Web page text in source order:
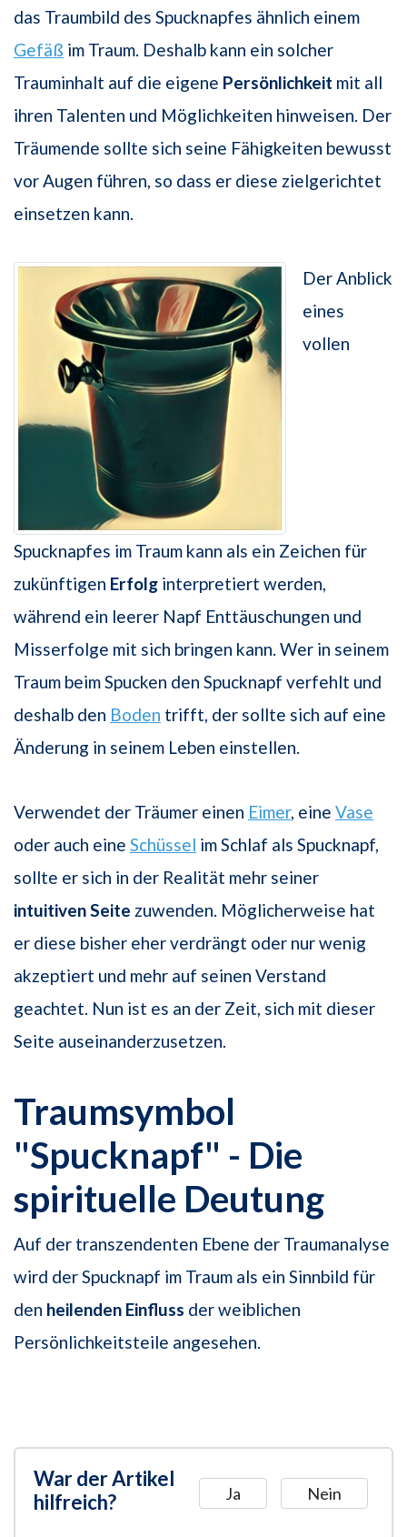
das Traumbild des Spucknapfes ähnlich einem
Gefäß im Traum. Deshalb kann ein solcher
Trauminhalt auf die eigene Persönlichkeit mit all
ihren Talenten und Möglichkeiten hinweisen. Der
Träumende sollte sich seine Fähigkeiten bewusst
vor Augen führen, so dass er diese zielgerichtet
einsetzen kann.
Der Anblick
eines
vollen
Spucknapfes im Traum kann als ein Zeichen für
zukünftigen Erfolg interpretiert werden,
während ein leerer Napf Enttäuschungen und
Misserfolge mit sich bringen kann. Wer in seinem
Traum beim Spucken den Spucknapf verfehlt und
deshalb den Boden trifft, der sollte sich auf eine
Änderung in seinem Leben einstellen.
Verwendet der Träumer einen Eimer, eine Vase
oder auch eine Schüssel im Schlaf als Spucknapf,
sollte er sich in der Realität mehr seiner
intuitiven Seite zuwenden. Möglicherweise hat
er diese bisher eher verdrängt oder nur wenig
akzeptiert und mehr auf seinen Verstand
geachtet. Nun ist es an der Zeit, sich mit dieser
Seite auseinanderzusetzen.
Traumsymbol
"Spucknapf" - Die
spirituelle Deutung
Auf der transzendenten Ebene der Traumanalyse
wird der Spucknapf im Traum als ein Sinnbild für
den heilenden Einfluss der weiblichen
Persönlichkeitsteile angesehen.
War der Artikel
hilfreich?
Ja Nein